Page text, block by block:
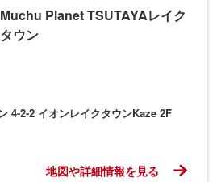
Muchu Planet TSUTAYAレイク
タウン
埼玉県越谷市レイクタウン 4-2-2 イオンレイクタウンKaze 2F
地図や詳細情報を見る